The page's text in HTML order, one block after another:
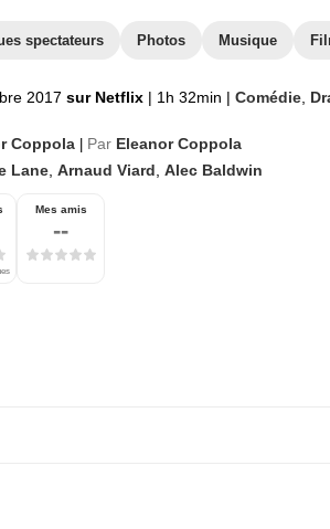
spectateurs Photos Musique
2017 sur Netflix | 1h 32min | Comédie
Coppola Par Eleanor Coppola
Lane Arnaud Viard Alec Baldwin
Mes amis
--